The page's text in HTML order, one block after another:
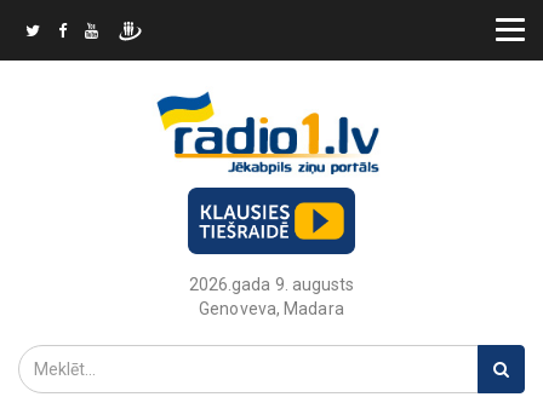
2026.gada 9. augusts
Genoveva, Madara